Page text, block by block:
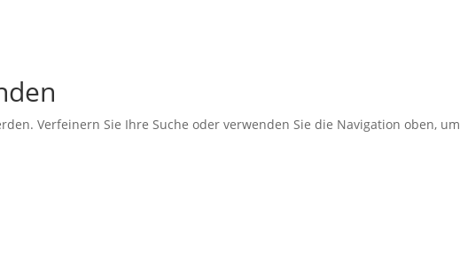
Verfeinern Sie Ihre Suche oder verwenden Sie die Navigation oben, um